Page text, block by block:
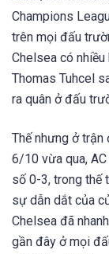
Champions
trên mọi đấu
Chelsea có
Thomas Tuhcel
ra quân ở đấu
Thế nhưng ở
6/10 vừa qua,
số 0-3, trong thế
sự dẫn dắt của
Chelsea đã
gần đây ở mọi